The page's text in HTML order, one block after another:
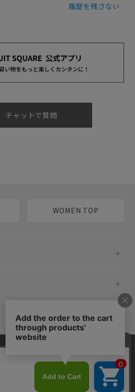
履歴を残さない
チャットで質問
WOMEN TOP
およびコンテンツの最適な提供、トラフィ
を使用しています。サイトの閲覧を継続
同意したものといたします。詳細について